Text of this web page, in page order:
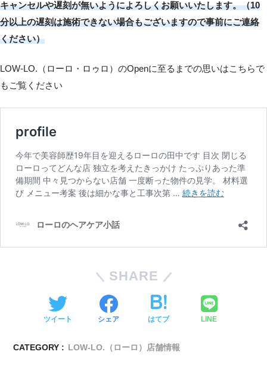
キャンセルや遅刻が無いようによろしくお願いいたします。（10
分以上の遅刻は施術できない場合もございますので事前にご連絡
ください）
LOW-LO.（ローロ・ロゥロ）のOpenに至るまでの思いはこちらで
もご覧ください
SHARE
ツイート シェア はてブ LINE
CATEGORY : LOW-LO.（ローロ）店舗情報